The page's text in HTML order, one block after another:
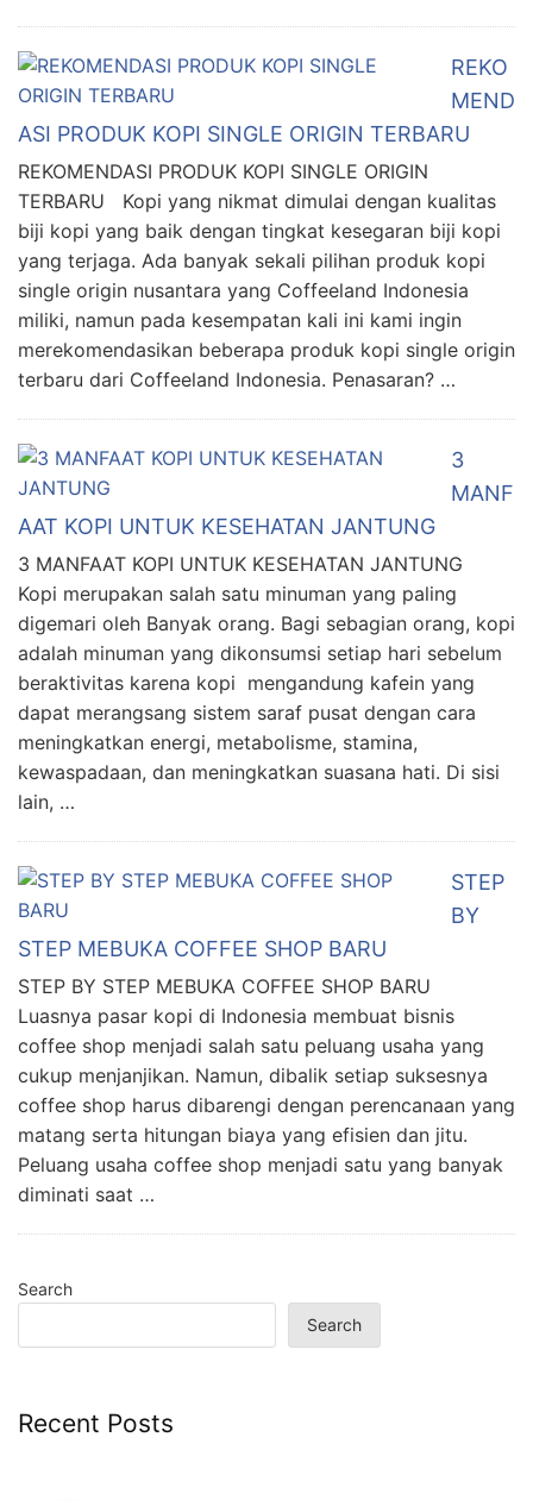
REKO
MEND
ASI PRODUK KOPI SINGLE ORIGIN TERBARU
REKOMENDASI PRODUK KOPI SINGLE ORIGIN
TERBARU Kopi yang nikmat dimulai dengan kualitas
biji kopi yang baik dengan tingkat kesegaran biji kopi
yang terjaga. Ada banyak sekali pilihan produk kopi
single origin nusantara yang Coffeeland Indonesia
miliki, namun pada kesempatan kali ini kami ingin
merekomendasikan beberapa produk kopi single origin
terbaru dari Coffeeland Indonesia. Penasaran? …
3
MANF
AAT KOPI UNTUK KESEHATAN JANTUNG
3 MANFAAT KOPI UNTUK KESEHATAN JANTUNG
Kopi merupakan salah satu minuman yang paling
digemari oleh Banyak orang. Bagi sebagian orang, kopi
adalah minuman yang dikonsumsi setiap hari sebelum
beraktivitas karena kopi mengandung kafein yang
dapat merangsang sistem saraf pusat dengan cara
meningkatkan energi, metabolisme, stamina,
kewaspadaan, dan meningkatkan suasana hati. Di sisi
lain, …
STEP
BY
STEP MEBUKA COFFEE SHOP BARU
STEP BY STEP MEBUKA COFFEE SHOP BARU
Luasnya pasar kopi di Indonesia membuat bisnis
coffee shop menjadi salah satu peluang usaha yang
cukup menjanjikan. Namun, dibalik setiap suksesnya
coffee shop harus dibarengi dengan perencanaan yang
matang serta hitungan biaya yang efisien dan jitu.
Peluang usaha coffee shop menjadi satu yang banyak
diminati saat …
Search
Search
Recent Posts